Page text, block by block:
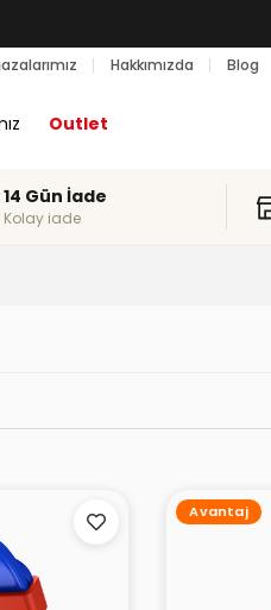
Hakkımızda Blog
Outlet
14 Gün İade
Kolay iade
Avantaj